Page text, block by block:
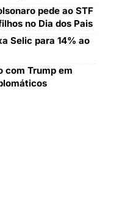
pede ao STF
no Dia dos Pais
Selic para 14% ao
com Trump em